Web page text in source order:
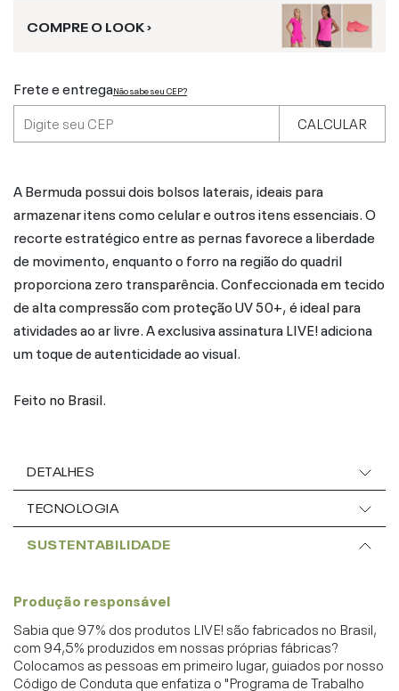
COMPRE O LOOK ›
Frete e entregaNão sabe seu CEP?
CALCULAR
A Bermuda possui dois bolsos laterais, ideais para
armazenar itens como celular e outros itens essenciais. O
recorte estratégico entre as pernas favorece a liberdade
de movimento, enquanto o forro na região do quadril
proporciona zero transparência. Confeccionada em tecido
de alta compressão com proteção UV 50+, é ideal para
atividades ao ar livre. A exclusiva assinatura LIVE! adiciona
um toque de autenticidade ao visual.
Feito no Brasil.
DETALHES
TECNOLOGIA
SUSTENTABILIDADE
Produção responsável
Sabia que 97% dos produtos LIVE! são fabricados no Brasil,
com 94,5% produzidos em nossas próprias fábricas?
Colocamos as pessoas em primeiro lugar, guiados por nosso
Código de Conduta que enfatiza o "Programa de Trabalho